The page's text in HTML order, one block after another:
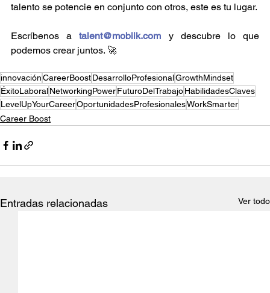
talento se potencie en conjunto con otros, este es tu lugar.
Escríbenos a talent@mobiik.com y descubre lo que
podemos crear juntos. 🚀
innovaciónCareerBoostDesarrolloProfesionalGrowthMindset
ÉxitoLaboralNetworkingPowerFuturoDelTrabajoHabilidadesClaves
LevelUpYourCareerOportunidadesProfesionalesWorkSmarter
Career Boost
Entradas relacionadas Ver todo